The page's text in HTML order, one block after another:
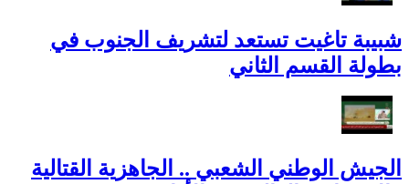
شبيبة تاغيت تستعد لتشريف الجنوب في
بطولة القسم الثاني
الجيش الوطني الشعبي .. الجاهزية القتالية